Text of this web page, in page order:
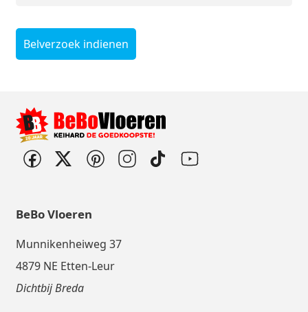
Belverzoek indienen
BeBo Vloeren
Munnikenheiweg 37
4879 NE Etten-Leur
Dichtbij Breda